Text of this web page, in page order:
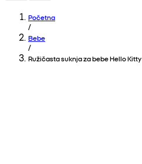
Početna
/
Bebe
/
Ružičasta suknja za bebe Hello Kitty